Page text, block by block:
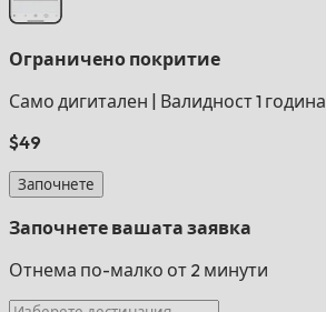
Ограничено покритие
Само дигитален
Валидност 1 година
$49
Започнете
Започнете вашата заявка
Отнема по-малко от 2 минути